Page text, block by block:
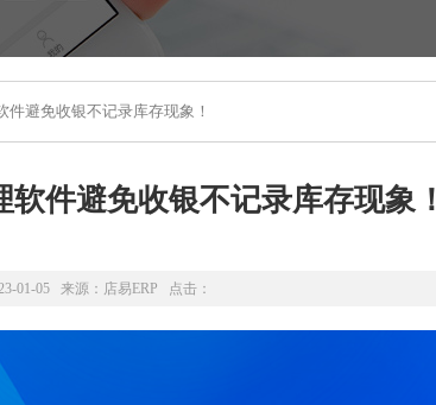
件避免收银不记录库存现象！
件避免收银不记录库存现象！
01-05 来源： 店易ERP 点击：